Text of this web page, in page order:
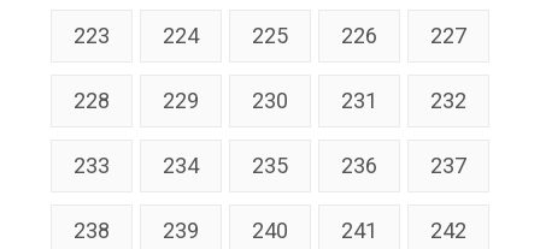
223 224 225 226 227
228 229 230 231 232
233 234 235 236 237
238 239 240 241 242